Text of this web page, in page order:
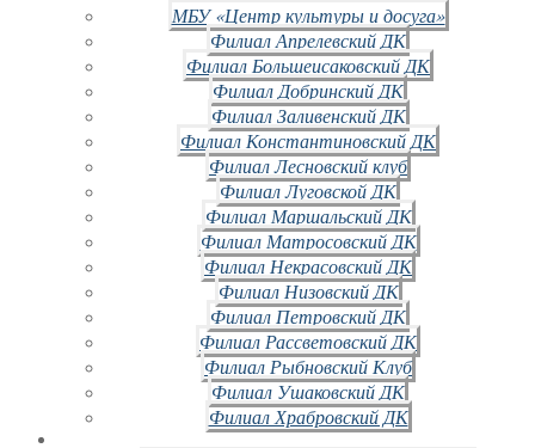
МБУ «Центр культуры и досуга»
Филиал Апрелевский ДК
Филиал Большеисаковский ДК
Филиал Добринский ДК
Филиал Заливенский ДК
Филиал Константиновский ДК
Филиал Лесновский клуб
Филиал Луговской ДК
Филиал Маршальский ДК
Филиал Матросовский ДК
Филиал Некрасовский ДК
Филиал Низовский ДК
Филиал Петровский ДК
Филиал Рассветовский ДК
Филиал Рыбновский Клуб
Филиал Ушаковский ДК
Филиал Храбровский ДК